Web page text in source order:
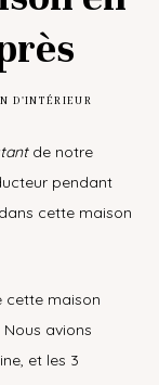
D'INTÉRIEUR
de notre
pendant
cette maison
cette maison
avions
et les 3